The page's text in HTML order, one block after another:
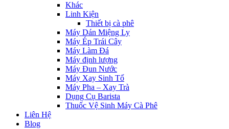
Khác
Linh Kiện
Thiết bị cà phê
Máy Dán Miệng Ly
Máy Ép Trái Cây
Máy Làm Đá
Máy định lượng
Máy Đun Nước
Máy Xay Sinh Tố
Máy Pha – Xay Trà
Dụng Cụ Barista
Thuốc Vệ Sinh Máy Cà Phê
Liên Hệ
Blog